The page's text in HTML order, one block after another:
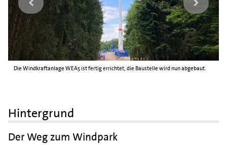
Die Windkraftanlage WEA5 ist fertig errichtet, die Baustelle wird nun abgebaut.
Hintergrund
Der Weg zum Windpark